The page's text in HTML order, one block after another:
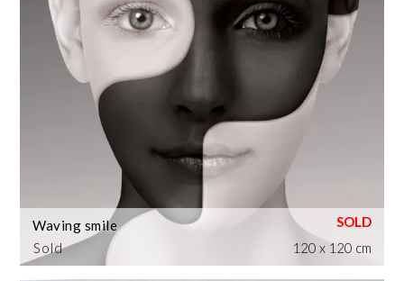
Sold
Waving smile
120 x 120 cm